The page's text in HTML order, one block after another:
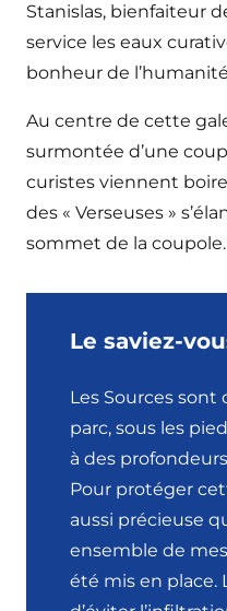
Stanislas, bienfaiteur
service les eaux
bonheur de
Au centre de cette
surmontée d’une
curistes viennent boire
des « Verseuses »
sommet de la coupole.
Le saviez-
Les Sources sont
parc, sous les
à des
Pour protéger
aussi précieuse
ensemble de
été mis en place.